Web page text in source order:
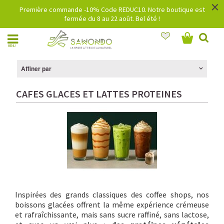
Première commande -10% Code REDUC10. Notre boutique est
fermée du 8 au 22 août. Bel été !
×
MENU
Affiner par
CAFES GLACES ET LATTES PROTEINES
Inspirées des grands classiques des coffee shops, nos
boissons glacées offrent la même expérience crémeuse
et rafraîchissante, mais sans sucre raffiné, sans lactose,